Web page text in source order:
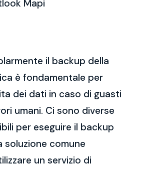
Mapi
il backup della
è fondamentale per
dei dati in caso di guasti
umani. Ci sono diverse
per eseguire il backup
soluzione comune
un servizio di